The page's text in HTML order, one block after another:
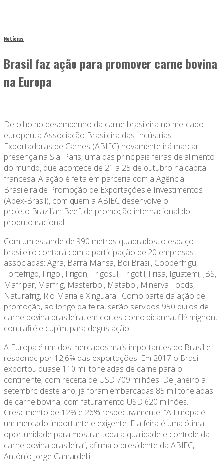
Notícias
Brasil faz ação para promover carne bovina
na Europa
De olho no desempenho da carne brasileira no mercado
europeu, a Associação Brasileira das Indústrias
Exportadoras de Carnes (ABIEC) novamente irá marcar
presença na Sial Paris, uma das principais feiras de alimento
do mundo, que acontece de 21 a 25 de outubro na capital
francesa. A ação é feita em parceria com a Agência
Brasileira de Promoção de Exportações e Investimentos
(Apex-Brasil), com quem a ABIEC desenvolve o
projeto Brazilian Beef, de promoção internacional do
produto nacional.
Com um estande de 990 metros quadrados, o espaço
brasileiro contará com a participação de 20 empresas
associadas: Agra, Barra Mansa, Boi Brasil, Cooperfrigu,
Fortefrigo, Frigol, Frigon, Frigosul, Frigotil, Frisa, Iguatemi, JBS,
Mafripar, Marfrig, Masterboi, Mataboi, Minerva Foods,
Naturafrig, Rio Maria e Xinguara. Como parte da ação de
promoção, ao longo da feira, serão servidos 950 quilos de
carne bovina brasileira, em cortes como picanha, filé mignon,
contrafilé e cupim, para degustação.
A Europa é um dos mercados mais importantes do Brasil e
responde por 12,6% das exportações. Em 2017 o Brasil
exportou quase 110 mil toneladas de carne para o
continente, com receita de USD 709 milhões. De janeiro a
setembro deste ano, já foram embarcadas 85 mil toneladas
de carne bovina, com faturamento USD 620 milhões.
Crescimento de 12% e 26% respectivamente. “A Europa é
um mercado importante e exigente. E a feira é uma ótima
oportunidade para mostrar toda a qualidade e controle da
carne bovina brasileira”, afirma o presidente da ABIEC,
Antônio Jorge Camardelli.